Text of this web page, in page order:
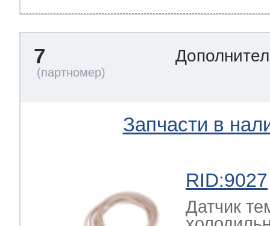
7
Запчасти в
RID:9027
Датчик